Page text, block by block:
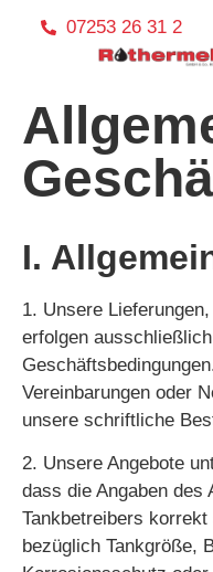
07253 26 31 2
I.
1. Unsere
erfolgen
Vereinbarungen oder
unsere schriftliche
2. Unsere Angebote
dass die Angaben des
Tankbetreibers
bezüglich Tankgröße,